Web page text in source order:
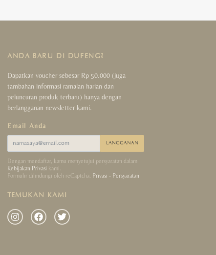
ANDA BARU DI DUFENG?
Dapatkan voucher sebesar Rp 50.000 (juga
tambahan informasi ramalan harian dan
peluncuran produk terbaru) hanya dengan
berlangganan newsletter kami.
Email Anda
LANGGANAN
Dengan mendaftar, kamu menyetujui persyaratan dalam
Kebijakan Privasi kami.
Formulir dilindungi oleh reCaptcha. Privasi - Persyaratan
TEMUKAN KAMI